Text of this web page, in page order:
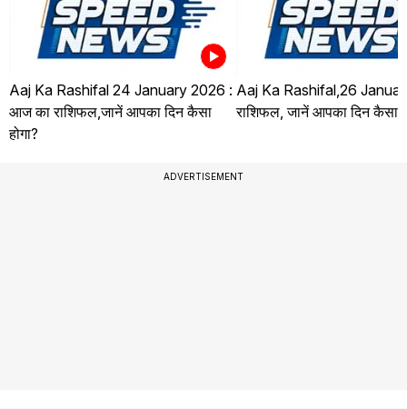
Aaj Ka Rashifal 24 January 2026 :
आज का राशिफल,जानें आपका दिन कैसा
होगा?
Aaj Ka Rashifal,26
राशिफल, जानें आपका दिन कैसा
ADVERTISEMENT